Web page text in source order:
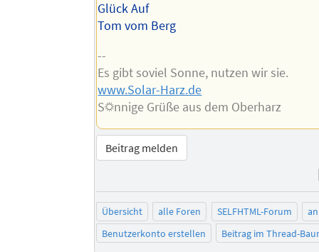
Glück Auf
Tom vom Berg
--
Es gibt soviel Sonne, nutzen wir sie.
www.Solar-Harz.de
S☼nnige Grüße aus dem Oberharz
Beitrag melden
Übersicht alle Foren SELFHTML-Forum
Benutzerkonto erstellen
Beitrag im Thread-